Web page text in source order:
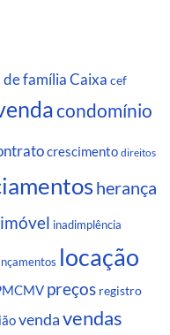
de família Caixa cef
condomínio
crescimento direitos
herança
imóvel inadimplência
locação
preços registro
vendavendas